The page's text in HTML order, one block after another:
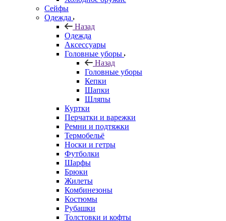
Сейфы
Одежда
Назад
Одежда
Аксессуары
Головные уборы
Назад
Головные уборы
Кепки
Шапки
Шляпы
Куртки
Перчатки и варежки
Ремни и подтяжки
Термобельё
Носки и гетры
Футболки
Шарфы
Брюки
Жилеты
Комбинезоны
Костюмы
Рубашки
Толстовки и кофты